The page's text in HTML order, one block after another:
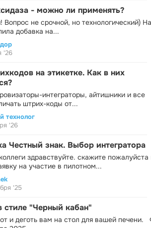
- можно ли применять?
Вопрос не срочной, но технологический) На
добавка на...
'26
на этикетке. Как в них
интеграторы, айтишники и все
штрих-коды от...
технолог
'26
Честный знак. Выбор интегратора
здравствуйте. скажите пожалуйста
на участие в пилотном...
'25
стиле "Черный кабан"
и деготь вам на стол для вашей печени.